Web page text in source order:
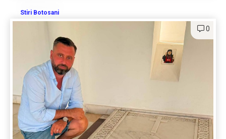
Stiri Botosani
0